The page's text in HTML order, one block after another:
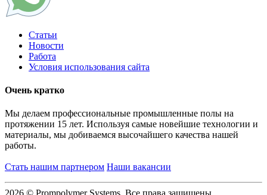
Статьи
Новости
Работа
Условия использования сайта
Очень кратко
Мы делаем профессиональные промышленные полы на
протяжении 15 лет. Используя самые новейшие технологии и
материалы, мы добиваемся высочайшего качества нашей
работы.
Стать нашим партнером Наши вакансии